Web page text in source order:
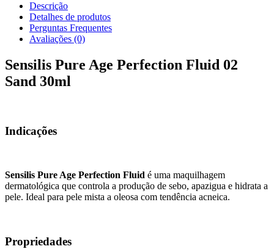
Descrição
Detalhes de produtos
Perguntas Frequentes
Avaliações (0)
Sensilis Pure Age Perfection Fluid 02
Sand 30ml
Indicações
Sensilis Pure Age Perfection Fluid é uma maquilhagem
dermatológica que controla a produção de sebo, apazigua e hidrata a
pele. Ideal para pele mista a oleosa com tendência acneica.
Propriedades